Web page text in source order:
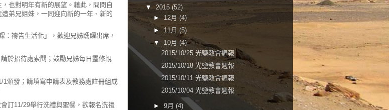
也對明年有新的展望。藉此，問問自
弟兄姐妹，一同迎向新的一年、新的
禱告生活化」，歡迎兄姊踴躍出席，
於招待處索閱；鼓勵兄姊每日靈修親
頒發；請填寫申請表及教務處註冊組成
訂11/29舉行洗禮與聖餐，欲報名洗禮
▼ 2015 (52)
► 12月 (4)
► 11月 (5)
▼ 10月 (4)
2015/10/25 光鹽教會週報
2015/10/18 光鹽教會週報
2015/10/11 光鹽教會週報
2015/10/04 光鹽教會週報
► 9月 (4)